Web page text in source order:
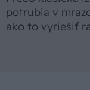
potrubia v
ako to vyriešiť